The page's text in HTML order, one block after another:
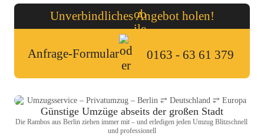
Unverbindliches Angebot holen!
Anfrage-Formular 0163 - 63 61 379
Günstige Umzüge abseits der großen Stadt
Die Rambos aus Berlin ziehen immer mit – und erledigen jeden Umzug Blitzschnell
und professionell